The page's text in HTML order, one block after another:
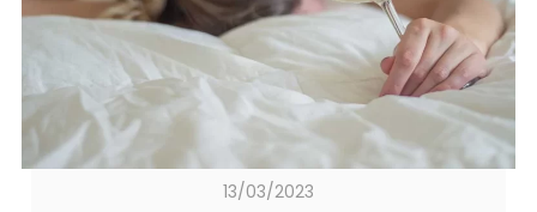
13/03/2023